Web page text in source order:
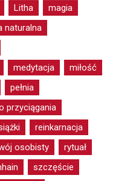
Litha
magia
naturalna
medytacja
miłość
pełnia
przyciągania
reinkarnacja
osobisty
rytuał
szczęście